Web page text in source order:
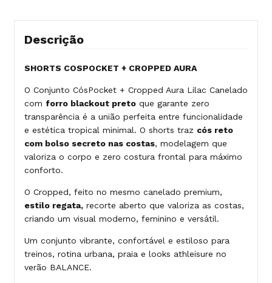
Descrição
SHORTS COSPOCKET + CROPPED AURA
O Conjunto CósPocket + Cropped Aura Lilac Canelado
com forro blackout preto que garante zero
transparência é a união perfeita entre funcionalidade
e estética tropical minimal. O shorts traz cós reto
com bolso secreto nas costas, modelagem que
valoriza o corpo e zero costura frontal para máximo
conforto.
O Cropped, feito no mesmo canelado premium,
estilo regata, recorte aberto que valoriza as costas,
criando um visual moderno, feminino e versátil.
Um conjunto vibrante, confortável e estiloso para
treinos, rotina urbana, praia e looks athleisure no
verão BALANCE.